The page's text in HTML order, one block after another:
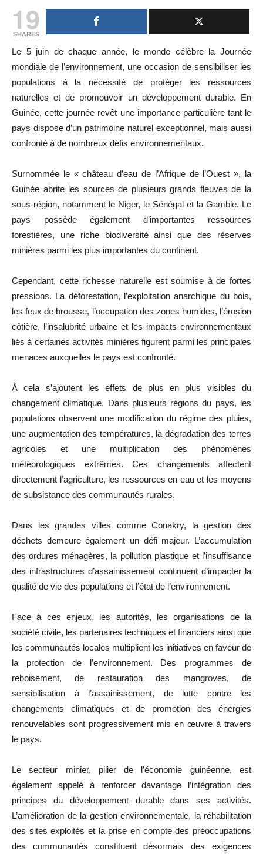
19
SHARES
Le 5 juin de chaque année, le monde célèbre la Journée
mondiale de l’environnement, une occasion de sensibiliser les
populations à la nécessité de protéger les ressources
naturelles et de promouvoir un développement durable. En
Guinée, cette journée revêt une importance particulière tant le
pays dispose d’un patrimoine naturel exceptionnel, mais aussi
confronté à de nombreux défis environnementaux.
Surnommée le « château d’eau de l’Afrique de l’Ouest », la
Guinée abrite les sources de plusieurs grands fleuves de la
sous-région, notamment le Niger, le Sénégal et la Gambie. Le
pays possède également d’importantes ressources
forestières, une riche biodiversité ainsi que des réserves
minières parmi les plus importantes du continent.
Cependant, cette richesse naturelle est soumise à de fortes
pressions. La déforestation, l’exploitation anarchique du bois,
les feux de brousse, l’occupation des zones humides, l’érosion
côtière, l’insalubrité urbaine et les impacts environnementaux
liés à certaines activités minières figurent parmi les principales
menaces auxquelles le pays est confronté.
À cela s’ajoutent les effets de plus en plus visibles du
changement climatique. Dans plusieurs régions du pays, les
populations observent une modification du régime des pluies,
une augmentation des températures, la dégradation des terres
agricoles et une multiplication des phénomènes
météorologiques extrêmes. Ces changements affectent
directement l’agriculture, les ressources en eau et les moyens
de subsistance des communautés rurales.
Dans les grandes villes comme Conakry, la gestion des
déchets demeure également un défi majeur. L’accumulation
des ordures ménagères, la pollution plastique et l’insuffisance
des infrastructures d’assainissement continuent d’impacter la
qualité de vie des populations et l’état de l’environnement.
Face à ces enjeux, les autorités, les organisations de la
société civile, les partenaires techniques et financiers ainsi que
les communautés locales multiplient les initiatives en faveur de
la protection de l’environnement. Des programmes de
reboisement, de restauration des mangroves, de
sensibilisation à l’assainissement, de lutte contre les
changements climatiques et de promotion des énergies
renouvelables sont progressivement mis en œuvre à travers
le pays.
Le secteur minier, pilier de l’économie guinéenne, est
également appelé à renforcer davantage l’intégration des
principes du développement durable dans ses activités.
L’amélioration de la gestion environnementale, la réhabilitation
des sites exploités et la prise en compte des préoccupations
des communautés constituent désormais des exigences